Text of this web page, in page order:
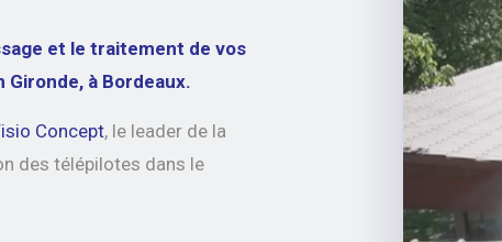
et le traitement de vos
à Bordeaux.
Concept, le leader de la
des télépilotes dans le